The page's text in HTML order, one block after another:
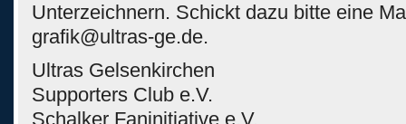
Unterzeichnern. Schickt dazu bitte eine
grafik@ultras-ge.de.
Ultras Gelsenkirchen
Supporters Club e.V.
Schalker Faninitiative e.V.